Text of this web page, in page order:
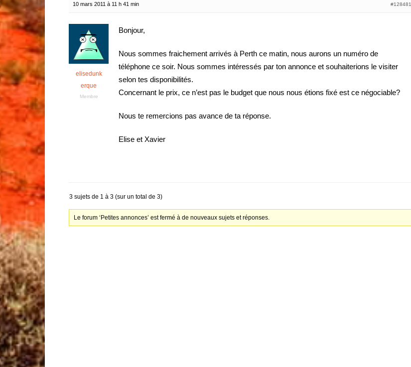
10 mars 2011 à 11 h 41 min #128481
elisedunk
erque
Membre
Bonjour,
Nous sommes fraichement arrivés à Perth ce matin, nous aurons un numéro de
téléphone ce soir. Nous sommes intéressés par ton annonce et souhaiterions le visiter
selon tes disponibilités.
Concernant le prix, ce n’est pas le budget que nous nous étions fixé est ce négociable?
Nous te remercions pas avance de ta réponse.
Elise et Xavier
3 sujets de 1 à 3 (sur un total de 3)
Le forum ‘Petites annonces’ est fermé à de nouveaux sujets et réponses.